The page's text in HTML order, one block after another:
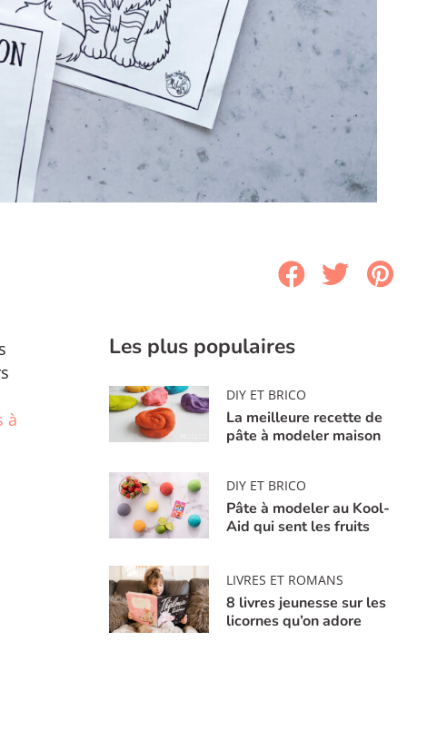
à
Les plus populaires
DIY ET BRICO
La meilleure recette de
pâte à modeler maison
DIY ET BRICO
Pâte à modeler au Kool-
Aid qui sent les fruits
LIVRES ET ROMANS
8 livres jeunesse sur les
licornes qu’on adore